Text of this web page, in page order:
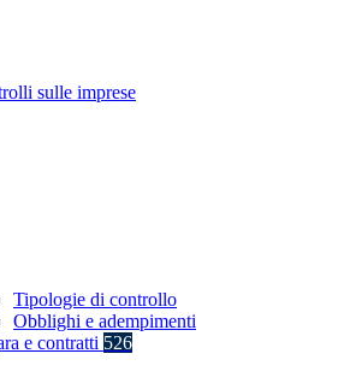
sulle imprese
Tipologie di controllo
Obblighi e adempimenti
e contratti 526